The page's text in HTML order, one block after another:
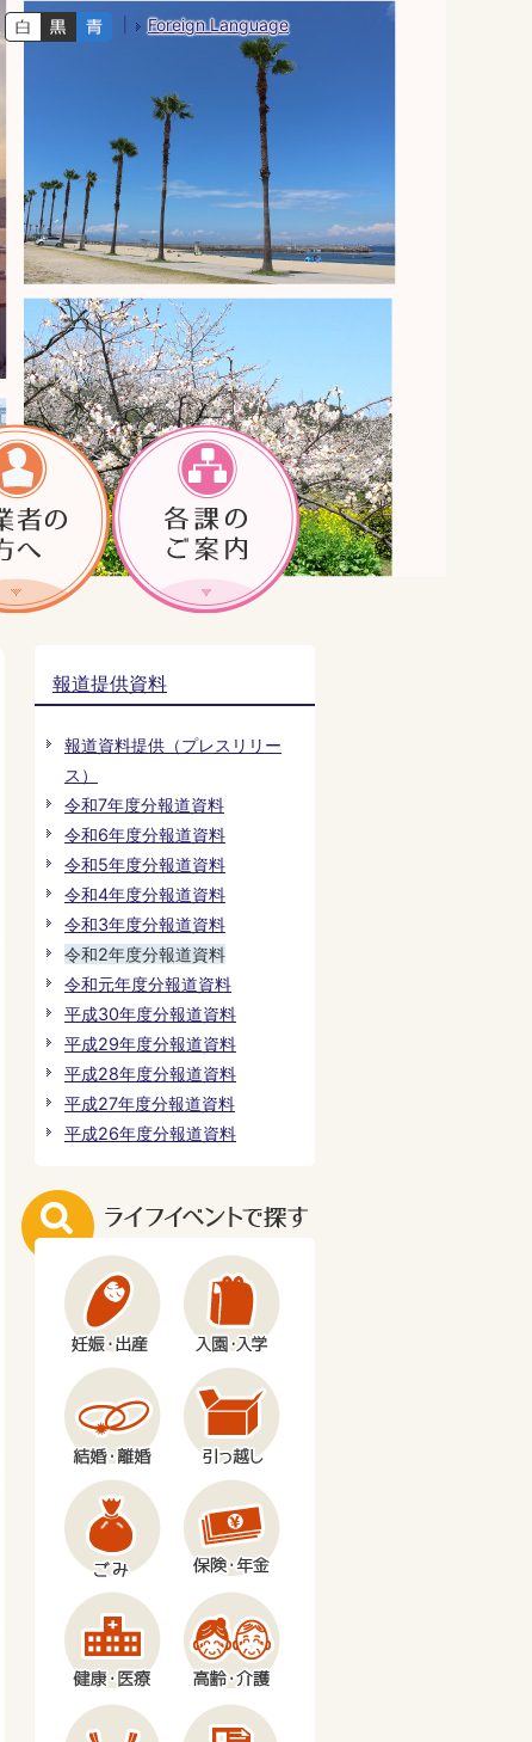
Foreign Language
報道提供資料
報道資料提供（プレスリリー
ス）
令和7年度分報道資料
令和6年度分報道資料
令和5年度分報道資料
令和4年度分報道資料
令和3年度分報道資料
令和2年度分報道資料
令和元年度分報道資料
平成30年度分報道資料
平成29年度分報道資料
平成28年度分報道資料
平成27年度分報道資料
平成26年度分報道資料